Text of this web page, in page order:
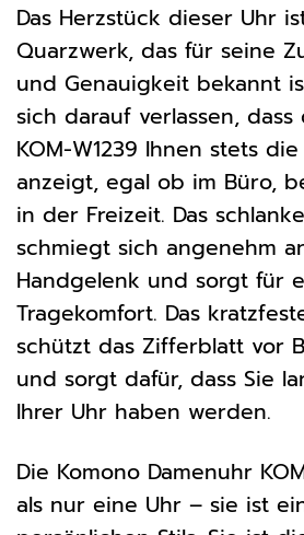
Das Herzstück dieser Uhr
Quarzwerk, das für seine
und Genauigkeit bekannt
sich darauf verlassen, dass
KOM-W1239 Ihnen stets
anzeigt, egal ob im Büro,
in der Freizeit. Das
schmiegt sich angenehm
Handgelenk und sorgt für
Tragekomfort. Das
schützt das Zifferblatt vor
und sorgt dafür, dass Sie
Ihrer Uhr haben werden.
Die Komono Damenuhr
als nur eine Uhr – sie ist